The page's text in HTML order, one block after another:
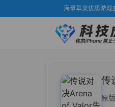
海量苹果优质游戏
传
原